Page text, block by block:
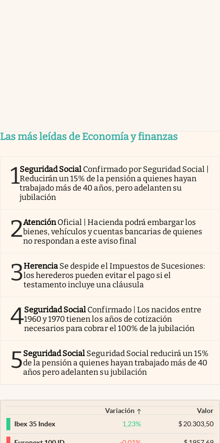
Las más leídas de Economía y finanzas
1Seguridad Social Confirmado por Seguridad Social |
Reducirán un 15% de la pensión a quienes hayan
trabajado más de 40 años, pero adelanten su
jubilación
2AtenciónOficial | Hacienda podrá embargar los
bienes, vehículos y cuentas bancarias de quienes
no respondan a este aviso final
3Herencia Se despide el Impuestos de Sucesiones:
los herederos pueden evitar el pago si el
testamento incluye una cláusula
4Seguridad Social Confirmado | Los nacidos entre
1960 y 1970 tienen los años de cotización
necesarios para cobrar el 100% de la jubilación
5Seguridad Social Seguridad Social reducirá un 15%
de la pensión a quienes hayan trabajado más de 40
años pero adelanten su jubilación
Variación
Valor
Ibex 35 Index
1,23% $20.303,50